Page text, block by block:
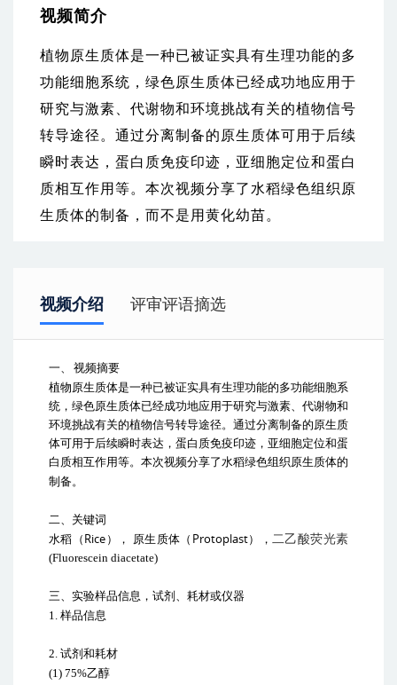
视频简介
植物原生质体是一种已被证实具有生理功能的多
功能细胞系统，绿色原生质体已经成功地应用于
研究与激素、代谢物和环境挑战有关的植物信号
转导途径。通过分离制备的原生质体可用于后续
瞬时表达，蛋白质免疫印迹，亚细胞定位和蛋白
质相互作用等。本次视频分享了水稻绿色组织原
生质体的制备，而不是用黄化幼苗。
视频介绍 评审评语摘选
一、
视频摘要
植物原生质体是一种已被证实具有生理功能的多功能细胞系
统，绿色原生质体已经成功地应用于研究与激素、代谢物和
环境挑战有关的植物信号转导途径。通过分离制备的原生质
体可用于后续瞬时表达，蛋白质免疫印迹，亚细胞定位和蛋
白质相互作用等。本次视频分享了水稻绿色组织原生质体的
制备。
二、关键词
水稻（ Rice ）， 原生质体（ Protoplast），二乙酸荧光素
(Fluorescein diacetate)
三、实验样品信息，试剂、耗材或仪器
1. 样品信息
2. 试剂和耗材
(1) 75%乙醇